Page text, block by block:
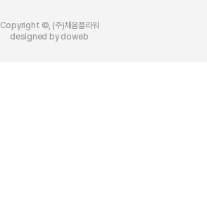
Copyright ©, (주)채움플라워
designed by doweb